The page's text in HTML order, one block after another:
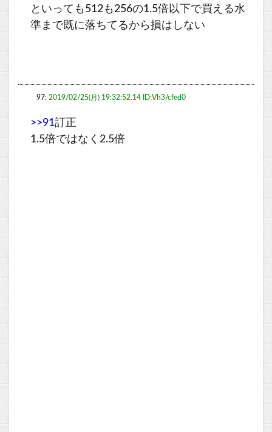
といっても512も256の1.5倍以下で買える水
準まで既に落ちてるから損はしない
97: 2019/02/25(月) 19:32:52.14 ID:Vh3/cfed0
>>91訂正
1.5倍ではなく2.5倍